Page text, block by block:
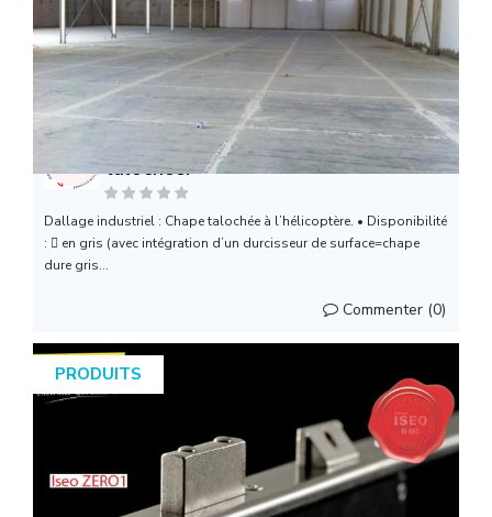
SOMAF: Dallage industriel / Chape
talochée.
Dallage industriel : Chape talochée à l’hélicoptère. • Disponibilité
:  en gris (avec intégration d’un durcisseur de surface=chape
dure gris...
Commenter (0)
PRODUITS